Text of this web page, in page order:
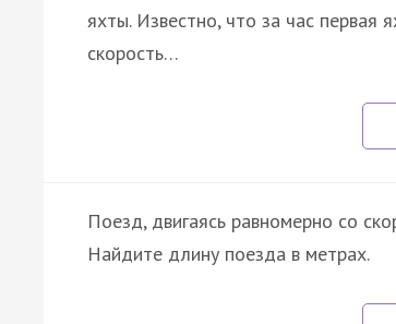
яхты. Известно, что за час первая
скорость…
Поезд, двигаясь равномерно со
Найдите длину поезда в метрах.